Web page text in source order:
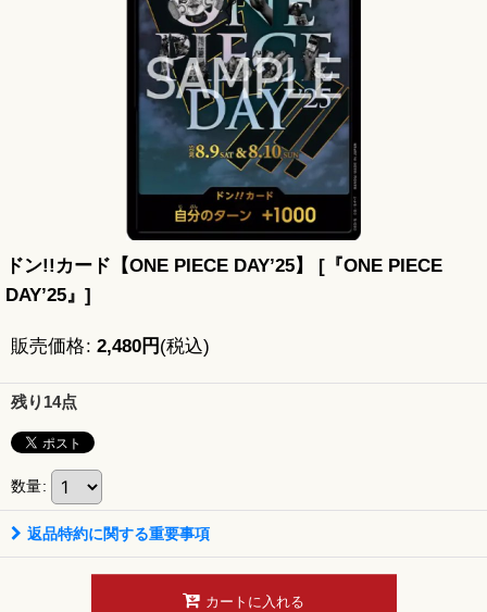
ドン!!カード【ONE PIECE DAY’25】 [ 『ONE PIECE
DAY’25』 ]
販売価格: 2,480円 (税込)
残り14点
数量:
返品特約に関する重要事項
カートに入れる